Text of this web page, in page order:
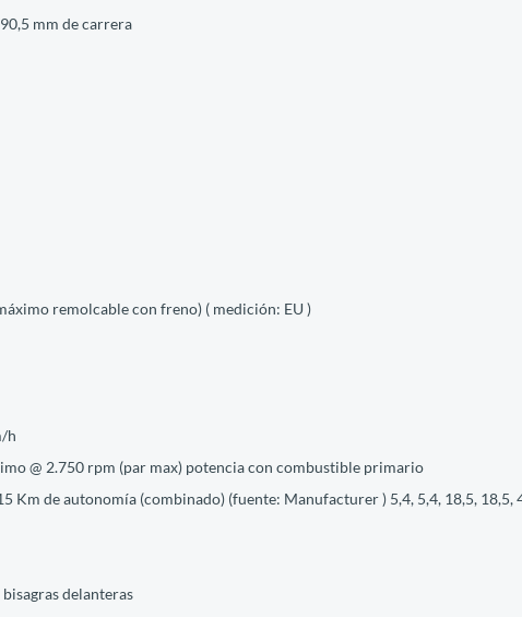
mm de carrera
remolcable con freno) ( medición: EU )
h
@ 2.750 rpm (par max) potencia con combustible primario
Km de autonomía (combinado) (fuente: Manufacturer ) 5,4, 5,4, 18,5, 18,5,
delanteras